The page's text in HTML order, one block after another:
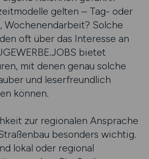
gelten – Tag- oder
Solche
oft über das Interesse an
bietet
mit denen genau solche
und leserfreundlich
können.
zur regionalen Ansprache
besonders wichtig.
lokal oder regional